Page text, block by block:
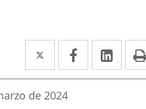
Twitter
Enlace
a
una
Facebook
Enlace
a
a
de 2024